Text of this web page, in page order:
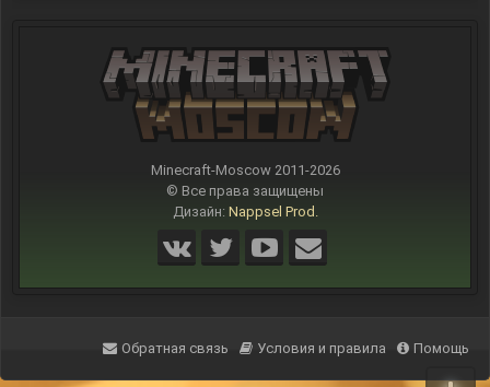
Minecraft-Moscow 2011-2026
© Все права защищены
Дизайн: Nappsel Prod.
Обратная связь Условия и правила Помощь